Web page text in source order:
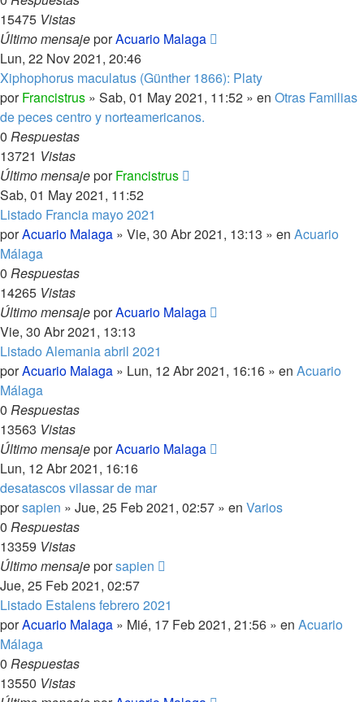
15475 Vistas
Último mensajeporAcuario Malaga
Lun, 22 Nov 2021, 20:46
Xiphophorus maculatus (Günther 1866): Platy
porFrancistrus » Sab, 01 May 2021, 11:52 » en Otras Familias
de peces centro y norteamericanos.
0 Respuestas
13721 Vistas
Último mensajeporFrancistrus
Sab, 01 May 2021, 11:52
Listado Francia mayo 2021
porAcuario Malaga » Vie, 30 Abr 2021, 13:13 » en Acuario
Málaga
0 Respuestas
14265 Vistas
Último mensajeporAcuario Malaga
Vie, 30 Abr 2021, 13:13
Listado Alemania abril 2021
porAcuario Malaga » Lun, 12 Abr 2021, 16:16 » en Acuario
Málaga
0 Respuestas
13563 Vistas
Último mensajeporAcuario Malaga
Lun, 12 Abr 2021, 16:16
desatascos vilassar de mar
porsapien » Jue, 25 Feb 2021, 02:57 » en Varios
0 Respuestas
13359 Vistas
Último mensajeporsapien
Jue, 25 Feb 2021, 02:57
Listado Estalens febrero 2021
porAcuario Malaga » Mié, 17 Feb 2021, 21:56 » en Acuario
Málaga
0 Respuestas
13550 Vistas